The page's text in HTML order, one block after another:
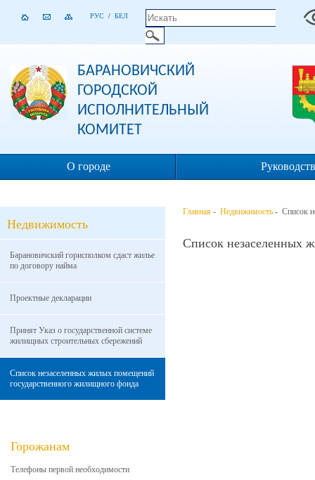
РУС / БЕЛ
БАРАНОВИЧСКИЙ
ГОРОДСКОЙ
ИСПОЛНИТЕЛЬНЫЙ
КОМИТЕТ
О городе
Недвижимость
Барановичский горисполком сдаст жилье
по договору найма
Проектные декларации
Принят Указ о государственной системе
жилищных строительных сбережений
Список незаселенных жилых помещений
государственного жилищного фонда
Горожанам
Телефоны первой необходимости
Главная - Недвижимость - Список
Список незаселенных